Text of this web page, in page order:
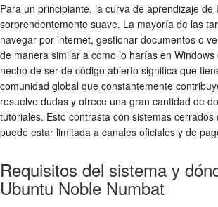
Para un principiante, la curva de aprendizaje de
sorprendentemente suave. La mayoría de las
navegar por internet, gestionar documentos o
de manera similar a como lo harías en
hecho de ser de código abierto significa que
comunidad global que constantemente
resuelve dudas y ofrece una gran cantidad de
tutoriales. Esto contrasta con sistemas cerrados
puede estar limitada a canales oficiales y de
Requisitos del sistema y
Ubuntu Noble Numbat